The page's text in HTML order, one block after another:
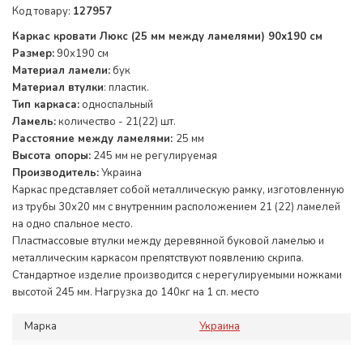
Код товару: 127957
Каркас кровати Люкс (25 мм между ламелями) 90х190 см
Размер:90х190 см
Материал ламели:бук
Материал втулки: пластик.
Тип каркаса: односпальный
Ламель:количество - 21(22) шт.
Расстояние между ламелями: 25 мм
Высота опоры: 245 мм не регулируемая
Производитель:Украина
Каркас представляет собой металлическую рамку, изготовленную
из трубы 30х20 мм с внутренним расположением 21 (22) ламелей
на одно спальное место.
Пластмассовые втулки между деревянной буковой ламелью и
металлическим каркасом препятствуют появлению скрипа.
Стандартное изделие производится с нерегулируемыми ножками
высотой 245 мм. Нагрузка до 140кг на 1 сп. место
Марка
Украина